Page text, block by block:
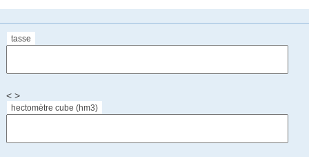
tasse
< >
hectomètre cube (hm3)